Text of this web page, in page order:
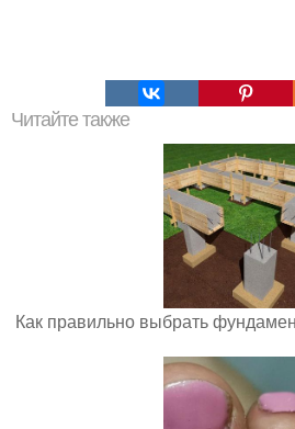
Читайте также
Как правильно выбрать